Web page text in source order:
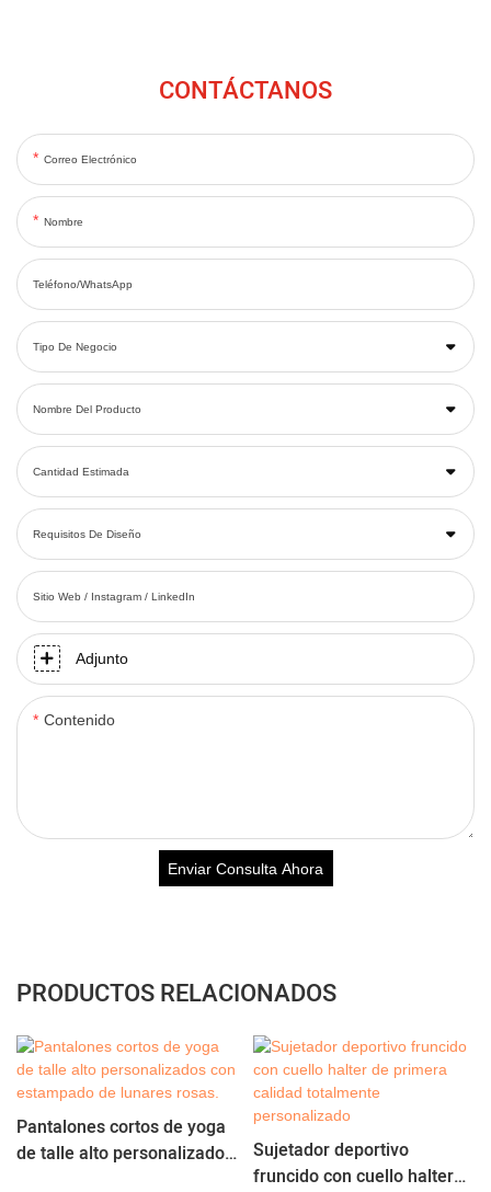
CONTÁCTANOS
Correo Electrónico
Nombre
Teléfono/WhatsApp
Tipo De Negocio
Nombre Del Producto
Cantidad Estimada
Requisitos De Diseño
Sitio Web / Instagram / LinkedIn
Adjunto
Contenido
Enviar Consulta Ahora
PRODUCTOS RELACIONADOS
Pantalones cortos de yoga
de talle alto personalizados
Sujetador deportivo
fruncido con cuello halter